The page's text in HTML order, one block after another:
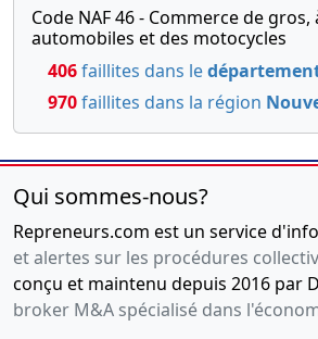
Code NAF 46 - Commerce de
automobiles et des motocycles
406faillites dans le
970faillites dans la région
Qui sommes-nous?
Repreneurs.com est un service
et alertes sur les procédures
conçu et maintenu depuis 2016 par
broker M&A spécialisé dans